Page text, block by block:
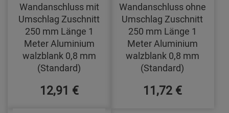
Wandanschluss mit
Umschlag Zuschnitt
250 mm Länge 1
Meter Aluminium
walzblank 0,8 mm
(Standard)
12,91 €
Wandanschluss ohne
Umschlag Zuschnitt
250 mm Länge 1
Meter Aluminium
walzblank 0,8 mm
(Standard)
11,72 €